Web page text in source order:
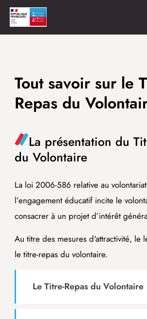
Tout savoir sur le
Repas du
La présentation du
du Volontaire
La loi 2006-586 relative au
l’engagement éducatif incite le
consacrer à un projet d’intérêt
Au titre des mesures d'attractivité, le
le titre-repas du volontaire.
Le Titre-Repas du Volontaire